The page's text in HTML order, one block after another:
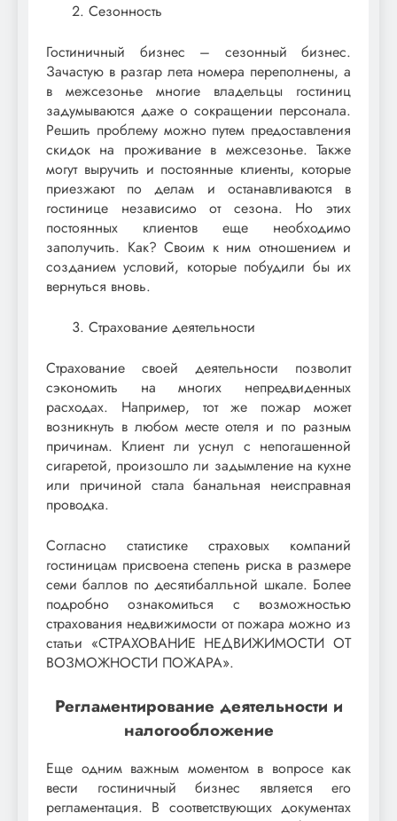
Сезонность
Гостиничный бизнес – сезонный бизнес.
Зачастую в разгар лета номера переполнены, а
в межсезонье многие владельцы гостиниц
задумываются даже о сокращении персонала.
Решить проблему можно путем предоставления
скидок на проживание в межсезонье. Также
могут выручить и постоянные клиенты, которые
приезжают по делам и останавливаются в
гостинице независимо от сезона. Но этих
постоянных клиентов еще необходимо
заполучить. Как? Своим к ним отношением и
созданием условий, которые побудили бы их
вернуться вновь.
Страхование деятельности
Страхование своей деятельности позволит
сэкономить на многих непредвиденных
расходах. Например, тот же пожар может
возникнуть в любом месте отеля и по разным
причинам. Клиент ли уснул с непогашенной
сигаретой, произошло ли задымление на кухне
или причиной стала банальная неисправная
проводка.
Согласно статистике страховых компаний
гостиницам присвоена степень риска в размере
семи баллов по десятибалльной шкале. Более
подробно ознакомиться с возможностью
страхования недвижимости от пожара можно из
статьи «СТРАХОВАНИЕ НЕДВИЖИМОСТИ ОТ
ВОЗМОЖНОСТИ ПОЖАРА».
Регламентирование деятельности и
налогообложение
Еще одним важным моментом в вопросе как
вести гостиничный бизнес является его
регламентация. В соответствующих документах